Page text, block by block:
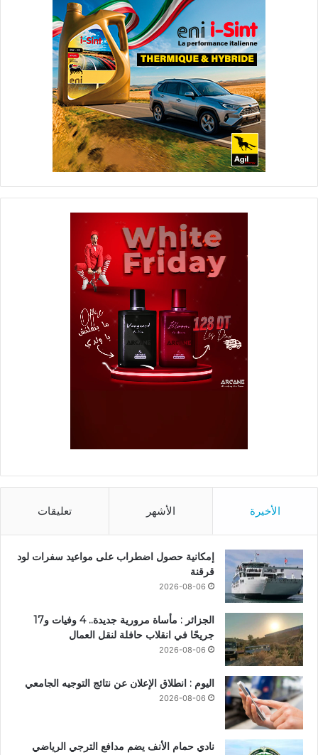
الأخيرة الأشهر تعليقات
إمكانية حصول اضطراب على مواعيد سفرات لود
قرقنة
2026-08-06
الجزائر : مأساة مرورية جديدة.. 4 وفيات و17
جريحًا في انقلاب حافلة لنقل العمال
2026-08-06
اليوم : انطلاق الإعلان عن نتائج التوجيه الجامعي
2026-08-06
نادي حمام الأنف يضم مدافع الترجي الرياضي